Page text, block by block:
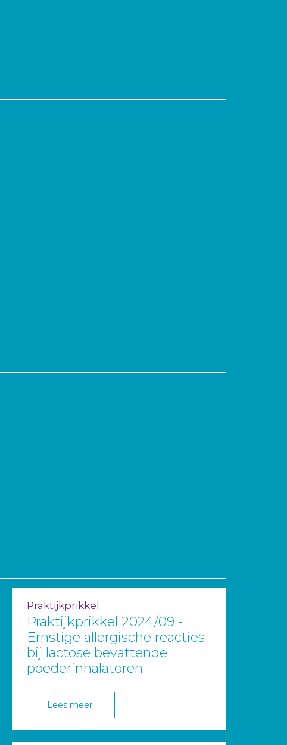
Praktijkprikkel
Praktijkprikkel 2024/09 -
Ernstige allergische reacties
bij lactose bevattende
poederinhalatoren
Lees meer